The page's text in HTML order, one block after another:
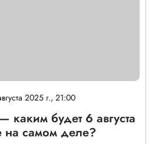
2025 г., 21:00
каким будет 6 августа
на самом деле?